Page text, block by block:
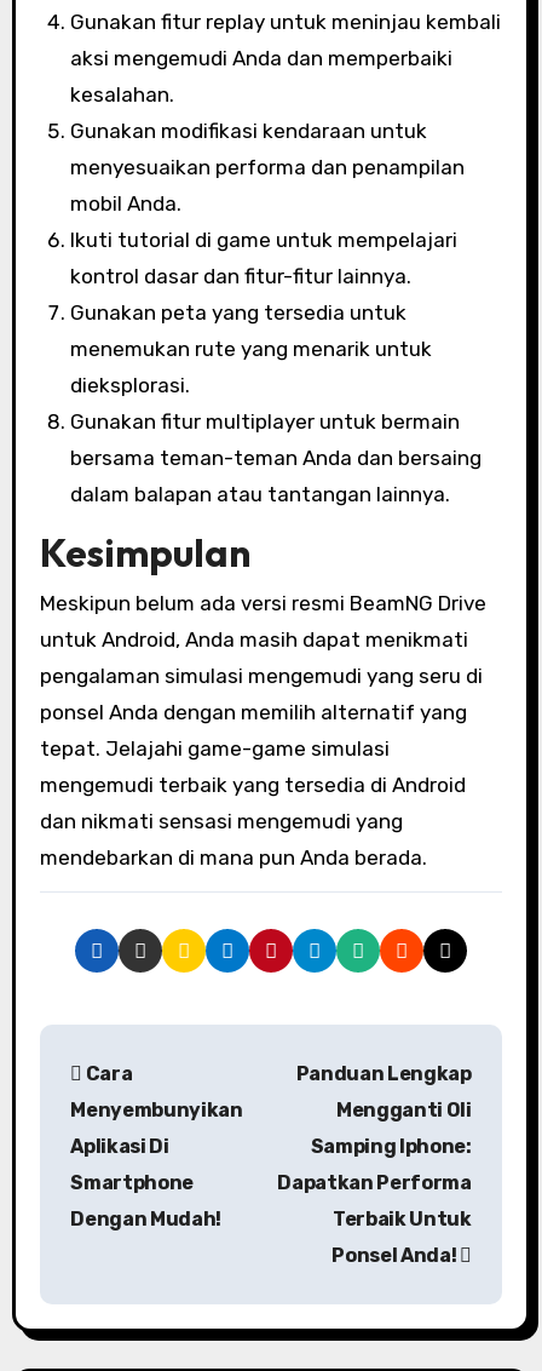
Gunakan fitur replay untuk meninjau kembali
aksi mengemudi Anda dan memperbaiki
kesalahan.
Gunakan modifikasi kendaraan untuk
menyesuaikan performa dan penampilan
mobil Anda.
Ikuti tutorial di game untuk mempelajari
kontrol dasar dan fitur-fitur lainnya.
Gunakan peta yang tersedia untuk
menemukan rute yang menarik untuk
dieksplorasi.
Gunakan fitur multiplayer untuk bermain
bersama teman-teman Anda dan bersaing
dalam balapan atau tantangan lainnya.
Kesimpulan
Meskipun belum ada versi resmi BeamNG Drive
untuk Android, Anda masih dapat menikmati
pengalaman simulasi mengemudi yang seru di
ponsel Anda dengan memilih alternatif yang
tepat. Jelajahi game-game simulasi
mengemudi terbaik yang tersedia di Android
dan nikmati sensasi mengemudi yang
mendebarkan di mana pun Anda berada.
P
a
v
Cara
Menyembunyikan
Aplikasi Di
Smartphone
Dengan Mudah!
Panduan Lengkap
Mengganti Oli
Samping Iphone:
Dapatkan Performa
Terbaik Untuk
Ponsel Anda!